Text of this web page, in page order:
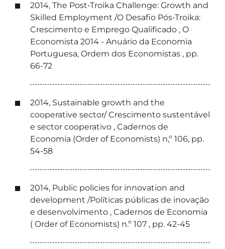
2014, The Post-Troika Challenge: Growth and
Skilled Employment /O Desafio Pós-Troika:
Crescimento e Emprego Qualificado , O
Economista 2014 - Anuário da Economia
Portuguesa, Ordem dos Economistas , pp.
66-72
2014, Sustainable growth and the
cooperative sector/ Crescimento sustentável
e sector cooperativo , Cadernos de
Economia (Order of Economists) n,º 106, pp.
54-58
2014, Public policies for innovation and
development /Políticas públicas de inovação
e desenvolvimento , Cadernos de Economia
( Order of Economists) n.º 107 , pp. 42-45